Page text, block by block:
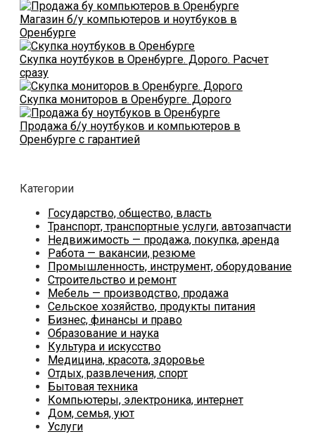
Магазин б/у компьютеров и ноутбуков в
Оренбурге
Скупка ноутбуков в Оренбурге. Дорого. Расчет
сразу
Скупка мониторов в Оренбурге. Дорого
Продажа б/у ноутбуков и компьютеров в
Оренбурге с гарантией
Категории
Государство, общество, власть
Транспорт, транспортные услуги, автозапчасти
Недвижимость — продажа, покупка, аренда
Работа — вакансии, резюме
Промышленность, инструмент, оборудование
Строительство и ремонт
Мебель — производство, продажа
Сельское хозяйство, продукты питания
Бизнес, финансы и право
Образование и наука
Культура и искусство
Медицина, красота, здоровье
Отдых, развлечения, спорт
Бытовая техника
Компьютеры, электроника, интернет
Дом, семья, уют
Услуги